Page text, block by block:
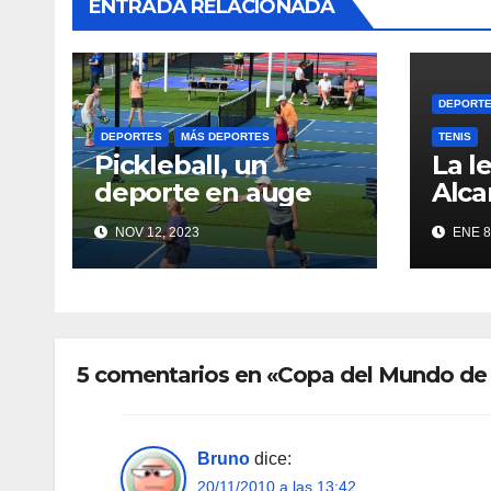
ENTRADA RELACIONADA
DEPORTES MÁS DEPORTES
Pickleball, un
deporte en auge
NOV 12, 2023
TENIS
La
ENE
5 comentarios en «Copa del Mundo de
Bruno dice:
20/11/2010 a las 13:42